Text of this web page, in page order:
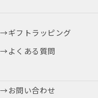
ギフトラッピング
よくある質問
お問い合わせ